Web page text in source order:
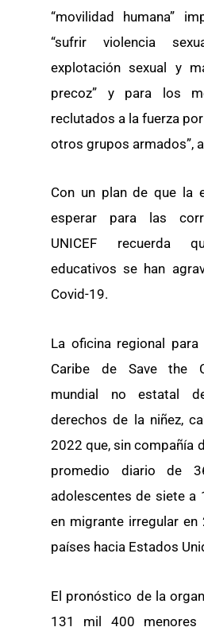
“movilidad humana”
“sufrir violencia
explotación sexual y
precoz” y para los
reclutados a la fuerza
otros grupos armados”,
Con un plan de que la
esperar para las
UNICEF recuerda
educativos se han
Covid-19.
La oficina regional para
Caribe de Save the
mundial no estatal
derechos de la niñez,
2022 que, sin compañía
promedio diario de
adolescentes de siete a
en migrante irregular
países hacia Estados
El pronóstico de la
131 mil 400 menores